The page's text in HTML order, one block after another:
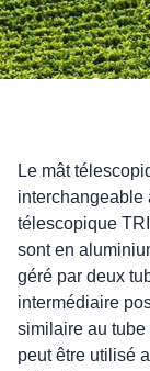
Le mât
interchangeable
télescopique
sont en
géré par deux
intermédiaire
similaire au tube
peut être utilisé